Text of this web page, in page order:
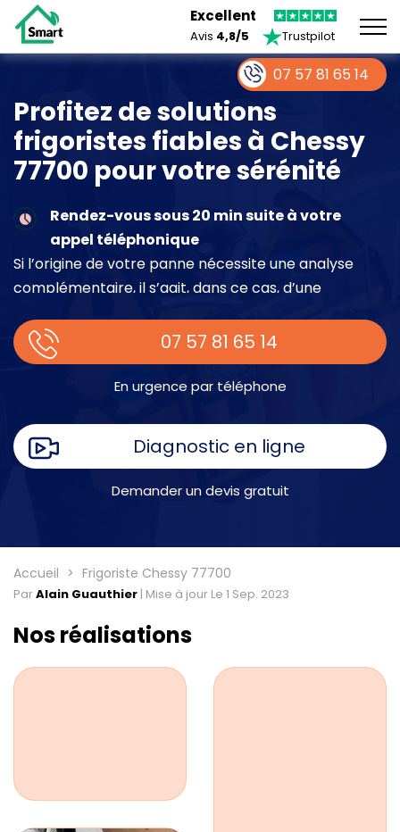
Excellent
Avis 4,8/5 Trustpilot
Profitez de solutions
frigoristes fiables à Chessy
77700 pour votre sérénité
Rendez-vous sous 20 min suite à votre
appel téléphonique
Si l’origine de votre panne nécessite une analyse
complémentaire, il s’agit, dans ce cas, d’une
place.
07 57 81 65 14
En urgence par téléphone
Diagnostic en ligne
Demander un devis gratuit
Accueil Frigoriste Chessy 77700
ParAlain Guauthier | Mise à jour Le 1 Sep. 2023
Nos réalisations
07 57 81 65 14